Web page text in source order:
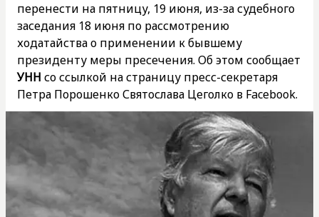
перенести на пятницу, 19 июня, из-за судебного
заседания 18 июня по рассмотрению
ходатайства о применении к бывшему
президенту меры пресечения. Об этом сообщает
УНН со ссылкой на страницу пресс-секретаря
Петра Порошенко Святослава Цеголко в Facebook.